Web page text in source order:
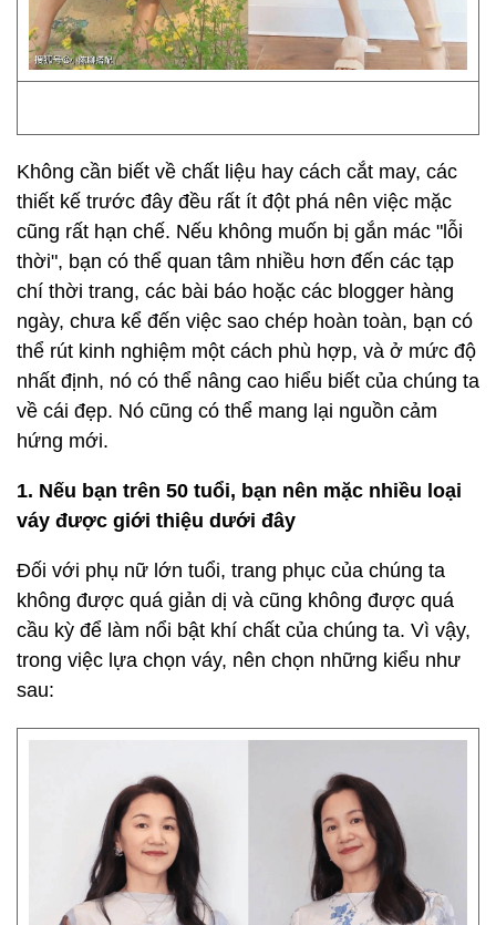
Không cần biết về chất liệu hay cách cắt may, các
thiết kế trước đây đều rất ít đột phá nên việc mặc
cũng rất hạn chế. Nếu không muốn bị gắn mác "lỗi
thời", bạn có thể quan tâm nhiều hơn đến các tạp
chí thời trang, các bài báo hoặc các blogger hàng
ngày, chưa kể đến việc sao chép hoàn toàn, bạn có
thể rút kinh nghiệm một cách phù hợp, và ở mức độ
nhất định, nó có thể nâng cao hiểu biết của chúng ta
về cái đẹp. Nó cũng có thể mang lại nguồn cảm
hứng mới.
1. Nếu bạn trên 50 tuổi, bạn nên mặc nhiều loại
váy được giới thiệu dưới đây
Đối với phụ nữ lớn tuổi, trang phục của chúng ta
không được quá giản dị và cũng không được quá
cầu kỳ để làm nổi bật khí chất của chúng ta. Vì vậy,
trong việc lựa chọn váy, nên chọn những kiểu như
sau: